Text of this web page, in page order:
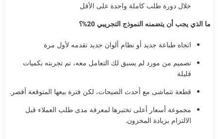
خلال دورة طلب كاملة واحدة على الأقل
ما الذي يجب أن يتضمنه النموذج التجريبي 20%؟
اتجاه طباعة جديد أو نظام ألوان جديد تقدمه لأول مرة
تصميم من مورد لم يسبق لك التعامل معه، تم تجربته بكميات
قليلة
قطعة تتماشى مع أحدث الصيحات، لكن فترة بيعها المتوقعة أقصر.
مجموعة أسعار أعلى تختبرها لمعرفة مدى طلب العملاء قبل
الالتزام بزيادة المخزون.